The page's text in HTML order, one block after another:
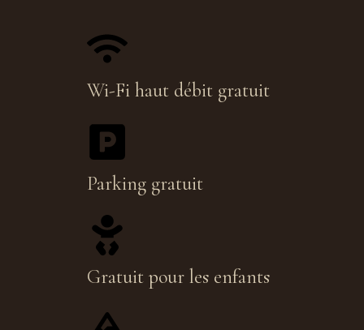
Wi-Fi haut débit gratuit
Parking gratuit
Gratuit pour les enfants